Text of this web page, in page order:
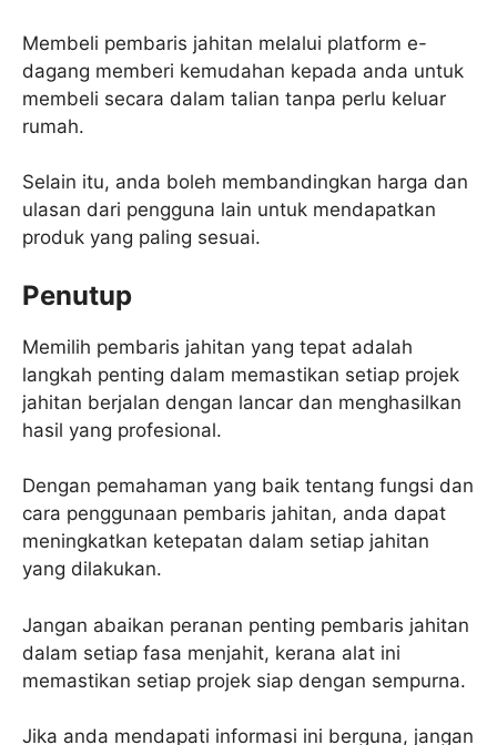
Membeli pembaris jahitan melalui platform e-
dagang memberi kemudahan kepada anda untuk
membeli secara dalam talian tanpa perlu keluar
rumah.
Selain itu, anda boleh membandingkan harga dan
ulasan dari pengguna lain untuk mendapatkan
produk yang paling sesuai.
Penutup
Memilih pembaris jahitan yang tepat adalah
langkah penting dalam memastikan setiap projek
jahitan berjalan dengan lancar dan menghasilkan
hasil yang profesional.
Dengan pemahaman yang baik tentang fungsi dan
cara penggunaan pembaris jahitan, anda dapat
meningkatkan ketepatan dalam setiap jahitan
yang dilakukan.
Jangan abaikan peranan penting pembaris jahitan
dalam setiap fasa menjahit, kerana alat ini
memastikan setiap projek siap dengan sempurna.
Jika anda mendapati informasi ini berguna, jangan